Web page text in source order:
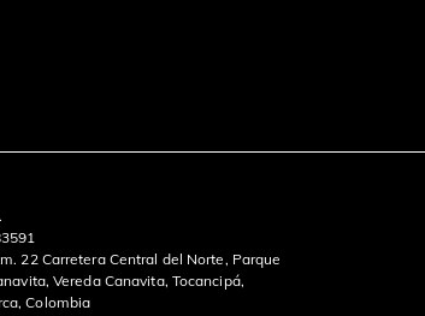
22 Carretera Central del Norte, Parque
Vereda Canavita, Tocancipá,
Colombia